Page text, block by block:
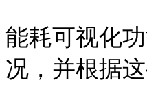
能耗可视化
况，并根据